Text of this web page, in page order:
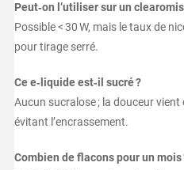
Peut‑on l’utiliser sur un
Possible < 30 W, mais le taux de
pour tirage serré.
Ce e‑liquide est‑il sucré ?
Aucun sucralose ; la douceur
évitant l’encrassement.
Combien de flacons pour un mois